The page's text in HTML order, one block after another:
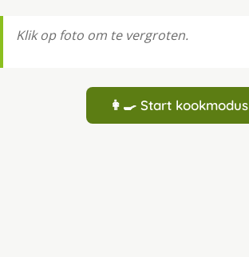
Klik op foto om te vergroten.
👩‍🍳 Start kookmodus